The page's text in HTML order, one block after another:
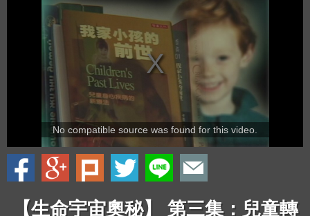
No compatible source was found for this video.
【生命宇宙奧秘】 第三集：兒童轉